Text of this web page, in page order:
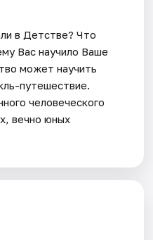
в Детстве? Что
Вас научило Ваше
может научить
путешествие.
человеческого
вечно юных